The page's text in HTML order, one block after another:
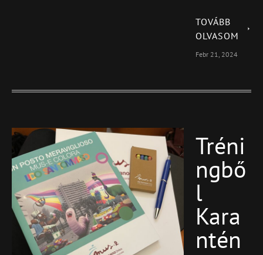
TOVÁBB
OLVASOM
Febr 21, 2024
Blog Featured Tréni
Ngbő
L
Kara
Ntén